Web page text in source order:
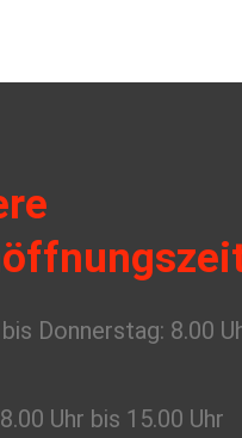
Donnerstag: 8.00
Uhr bis 15.00 Uhr